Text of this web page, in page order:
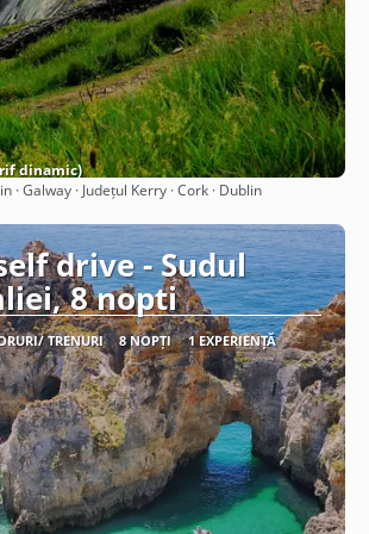
dinamic)
Vezi detalii
· Galway · Județul Kerry · Cork · Dublin
drive - Sudul
8 nopti
TRENURI 8 NOPȚI 1 EXPERIENȚĂ